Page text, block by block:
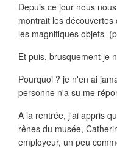
Depuis ce jour nous
montrait les
les magnifiques objets
Et puis, brusquement je
Pourquoi ? je n'en ai
personne n'a su me
A la rentrée, j'ai appris
rênes du musée,
employeur, un peu